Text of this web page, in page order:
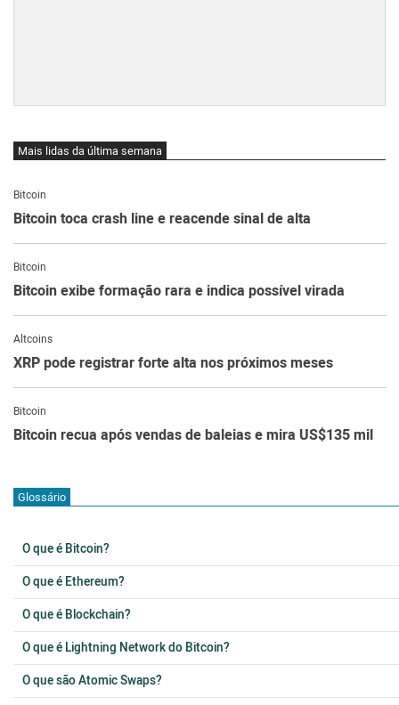
Mais lidas da última semana
Bitcoin
Bitcoin toca crash line e reacende sinal de alta
Bitcoin
Bitcoin exibe formação rara e indica possível virada
Altcoins
XRP pode registrar forte alta nos próximos meses
Bitcoin
Bitcoin recua após vendas de baleias e mira US$135 mil
Glossário
O que é Bitcoin?
O que é Ethereum?
O que é Blockchain?
O que é Lightning Network do Bitcoin?
O que são Atomic Swaps?